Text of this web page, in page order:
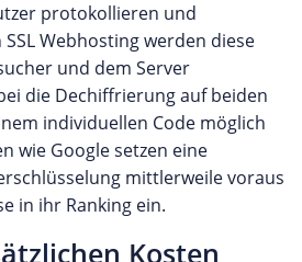
protokollieren und
Webhosting werden diese
und dem Server
die Dechiffrierung auf beiden
individuellen Code möglich
wie Google setzen eine
mittlerweile voraus
in ihr Ranking ein.
Kosten